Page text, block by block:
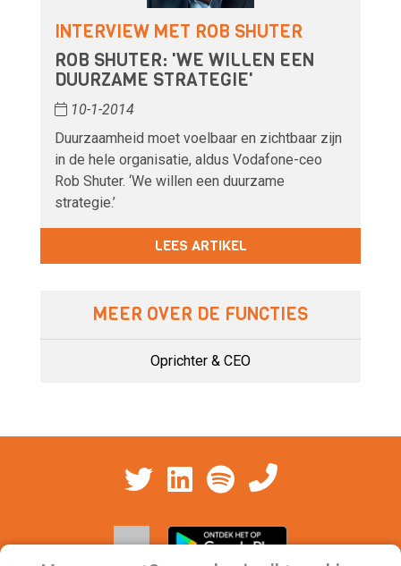
INTERVIEW MET ROB SHUTER
ROB SHUTER: 'WE WILLEN EEN
DUURZAME STRATEGIE'
10-1-2014
Duurzaamheid moet voelbaar en zichtbaar zijn
in de hele organisatie, aldus Vodafone-ceo
Rob Shuter. ‘We willen een duurzame
strategie.’
LEES ARTIKEL
MEER OVER DE FUNCTIES
Oprichter & CEO